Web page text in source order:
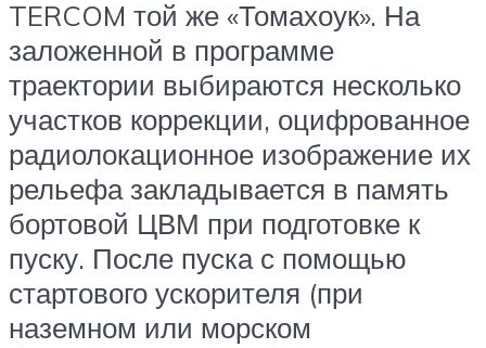
TERCOM той же «Томахоук». На
заложенной в программе
траектории выбираются несколько
участков коррекции, оцифрованное
радиолокационное изображение их
рельефа закладывается в память
бортовой ЦВМ при подготовке к
пуску. После пуска с помощью
стартового ускорителя (при
наземном или морском